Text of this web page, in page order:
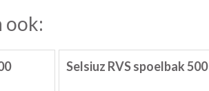
ook:
Selsiuz RVS spoelbak 500